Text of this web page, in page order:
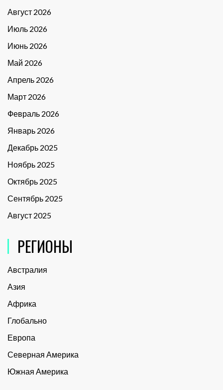
Август 2026
Июль 2026
Июнь 2026
Май 2026
Апрель 2026
Март 2026
Февраль 2026
Январь 2026
Декабрь 2025
Ноябрь 2025
Октябрь 2025
Сентябрь 2025
Август 2025
РЕГИОНЫ
Австралия
Азия
Африка
Глобально
Европа
Северная Америка
Южная Америка